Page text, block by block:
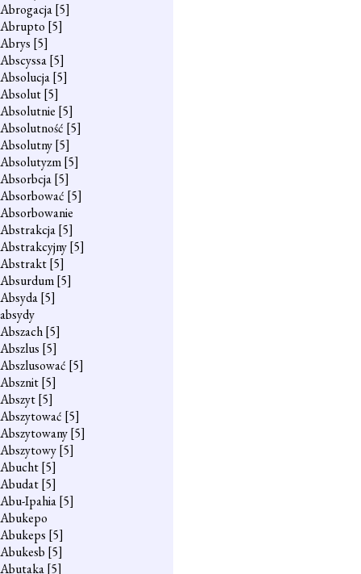
Abrogacja[5]
Abrupto [5]
Abrys [5]
Abscyssa[5]
Absolucja[5]
Absolut[5]
Absolutnie [5]
Absolutność [5]
Absolutny[5]
Absolutyzm[5]
Absorbcja[5]
Absorbować [5]
Absorbowanie
Abstrakcja[5]
Abstrakcyjny[5]
Abstrakt[5]
Absurdum[5]
Absyda[5]
absydy
Abszach[5]
Abszlus [5]
Abszlusować [5]
Absznit[5]
Abszyt[5]
Abszytować [5]
Abszytowany[5]
Abszytowy[5]
Abucht[5]
Abudat[5]
Abu-Ipahia[5]
Abukepo
Abukeps [5]
Abukesb [5]
Abutaka[5]